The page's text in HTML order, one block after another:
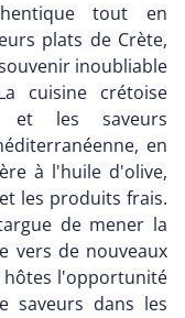
tout en
plats de Crète,
inoubliable
cuisine crétoise
et les saveurs
en
à l'huile d'olive,
les produits frais.
de mener la
vers de nouveaux
hôtes l'opportunité
saveurs dans les